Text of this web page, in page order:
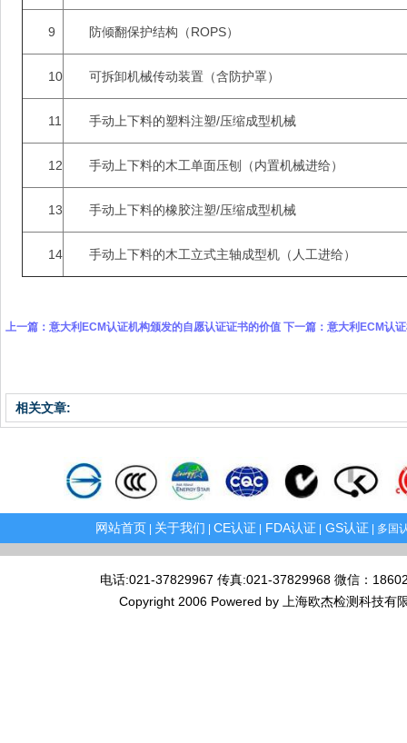
9 防倾翻保护结构（ROPS）
10 可拆卸机械传动装置（含防护罩）
11 手动上下料的塑料注塑/压缩成型机械
12 手动上下料的木工单面压刨（内置机械进给）
13 手动上下料的橡胶注塑/压缩成型机械
14 手动上下料的木工立式主轴成型机（人工进给）
上一篇： 意大利ECM认证机构颁发的自愿认证证书的价值 下一篇： 意大利ECM认
相关文章:
网站首页 关于我们 CE认证 FDA认证 GS认证 | 多国
电话:021-37829967 传真:021-37829968 微信：
Copyright 2006 Powered by 上海欧杰检测科技